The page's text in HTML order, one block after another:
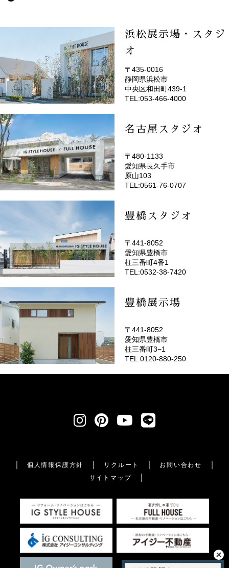
浜松展示場・スタジ
オ
(EMOTOP浜松)
〒435-0016
静岡県浜松市
中央区和田町439-1
TEL:053-466-4000
名古屋スタジオ
(EMOTOP名古屋)
〒480-1133
愛知県長久手市
原山103
TEL:0561-76-0707
豊橋スタジオ
(EMOTOP豊橋)
〒441-8052
愛知県豊橋市
柱三番町4番1
TEL:0532-38-7420
豊橋展示場
〒441-8052
愛知県豊橋市
柱三番町3−1
TEL:0120-880-250
個人情報保護方針 リクルート
お問い合わせ
サイトマップ